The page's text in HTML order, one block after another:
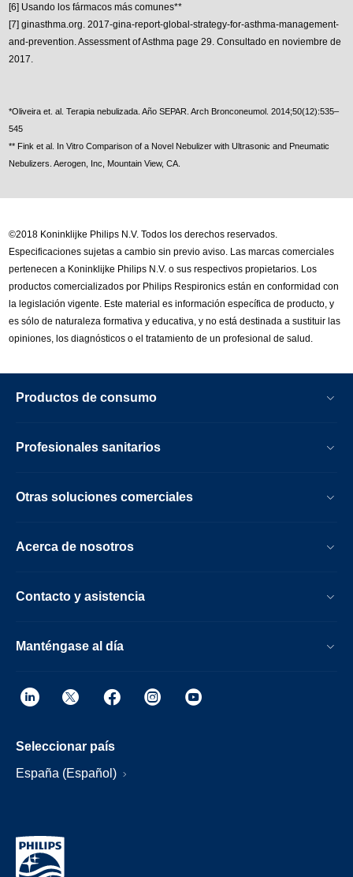
[6] Usando los fármacos más comunes**
[7] ginasthma.org. 2017-gina-report-global-strategy-for-asthma-management-
and-prevention. Assessment of Asthma page 29. Consultado en noviembre de
2017.
*Oliveira et. al. Terapia nebulizada. Año SEPAR. Arch Bronconeumol. 2014;50(12):535–
545
** Fink et al. In Vitro Comparison of a Novel Nebulizer with Ultrasonic and Pneumatic
Nebulizers. Aerogen, Inc, Mountain View, CA.
©2018 Koninklijke Philips N.V. Todos los derechos reservados.
Especificaciones sujetas a cambio sin previo aviso. Las marcas comerciales
pertenecen a Koninklijke Philips N.V. o sus respectivos propietarios. Los
productos comercializados por Philips Respironics están en conformidad con
la legislación vigente. Este material es información específica de producto, y
es sólo de naturaleza formativa y educativa, y no está destinada a sustituir las
opiniones, los diagnósticos o el tratamiento de un profesional de salud.
Productos de consumo
Profesionales sanitarios
Otras soluciones comerciales
Acerca de nosotros
Contacto y asistencia
Manténgase al día
Seleccionar país
España (Español)